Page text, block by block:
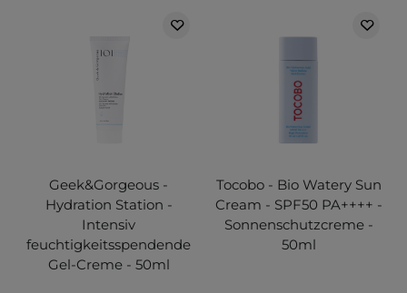
Geek&Gorgeous -
Hydration Station -
Intensiv
feuchtigkeitsspendende
Gel-Creme - 50ml
Tocobo - Bio Watery Sun
Cream - SPF50 PA++++ -
Sonnenschutzcreme -
50ml